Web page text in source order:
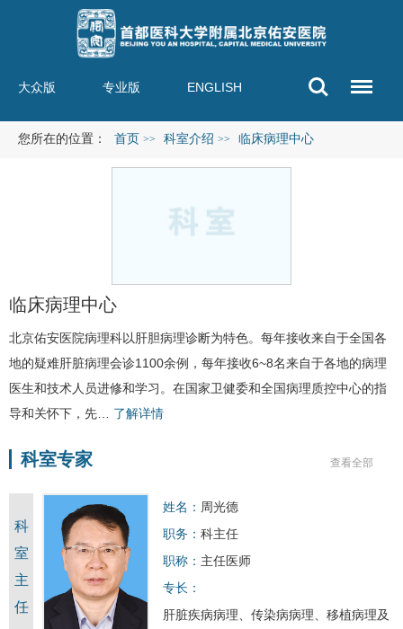
大众版 专业版 ENGLISH
您所在的位置： 首页 >> 科室介绍 >> 临床病理中心
临床病理中心
北京佑安医院病理科以肝胆病理诊断为特色。每年接收来自于全国各
地的疑难肝脏病理会诊1100余例，每年接收6~8名来自于各地的病理
医生和技术人员进修和学习。在国家卫健委和全国病理质控中心的指
导和关怀下，先… 了解详情
查看全部
科室专家
科
室
主
任
姓名： 周光德
职务： 科主任
职称： 主任医师
专长：
肝脏疾病病理、传染病病理、移植病理及